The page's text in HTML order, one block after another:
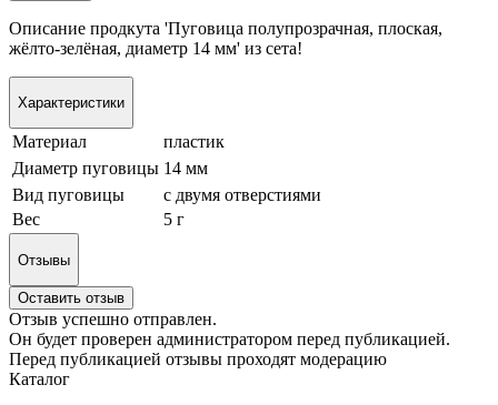
Описание продкута 'Пуговица полупрозрачная, плоская,
жёлто-зелёная, диаметр 14 мм' из сета!
Характеристики
Материал
пластик
Диаметр пуговицы 14 мм
Вид пуговицы
с двумя отверстиями
Вес
5 г
Отзывы
Оставить отзыв
Отзыв успешно отправлен.
Он будет проверен администратором перед публикацией.
Перед публикацией отзывы проходят модерацию
Каталог